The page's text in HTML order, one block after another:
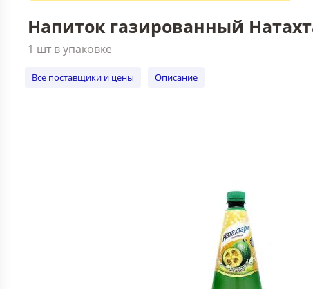
Напиток газированный
1 шт в упаковке
Все поставщики и цены Описание